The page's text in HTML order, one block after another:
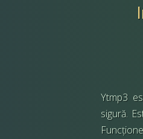
Ytmp3
sigură.